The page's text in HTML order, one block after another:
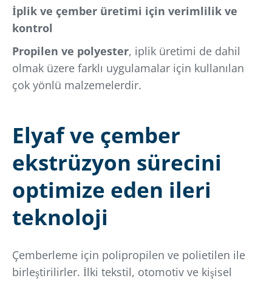
İplik ve çember üretimi için verimlilik ve
kontrol
Propilen ve polyester, iplik üretimi de dahil
olmak üzere farklı uygulamalar için kullanılan
çok yönlü malzemelerdir.
Elyaf ve çember
ekstrüzyon sürecini
optimize eden ileri
teknoloji
Çemberleme için polipropilen ve polietilen ile
birleştirilirler. İlki tekstil, otomotiv ve kişisel